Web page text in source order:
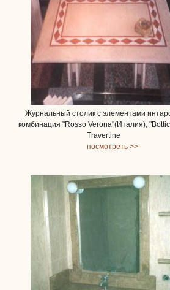
Журнальный столик с элементами
комбинация "Rosso Verona"(Италия),
Travertine
посмотреть >>